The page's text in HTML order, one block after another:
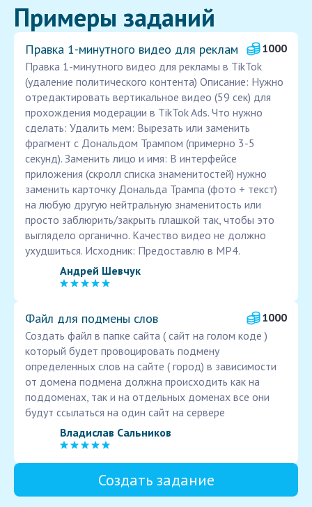
Примеры заданий
Правка 1-минутного видео для реклам
1000
Правка 1-минутного видео для рекламы в TikTok
(удаление политического контента) Описание: Нужно
отредактировать вертикальное видео (59 сек) для
прохождения модерации в TikTok Ads. Что нужно
сделать: Удалить мем: Вырезать или заменить
фрагмент с Дональдом Трампом (примерно 3-5
секунд). Заменить лицо и имя: В интерфейсе
приложения (скролл списка знаменитостей) нужно
заменить карточку Дональда Трампа (фото + текст)
на любую другую нейтральную знаменитость или
просто заблюрить/закрыть плашкой так, чтобы это
выглядело органично. Качество видео не должно
ухудшиться. Исходник: Предоставлю в MP4.
Андрей Шевчук
Файл для подмены слов
1000
Создать файл в папке сайта ( сайт на голом коде )
который будет провоцировать подмену
определенных слов на сайте ( город) в зависимости
от домена подмена должна происходить как на
поддоменах, так и на отдельных доменах все они
будут ссылаться на один сайт на сервере
Владислав Сальников
Создать задание